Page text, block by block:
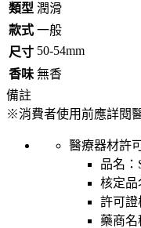
類型 潤滑
款式 一般
尺寸 50-54mm
香味 無香
備註
※消費者使用前應詳閱
醫療器材許
品名：
核定品
許可證
藥商名